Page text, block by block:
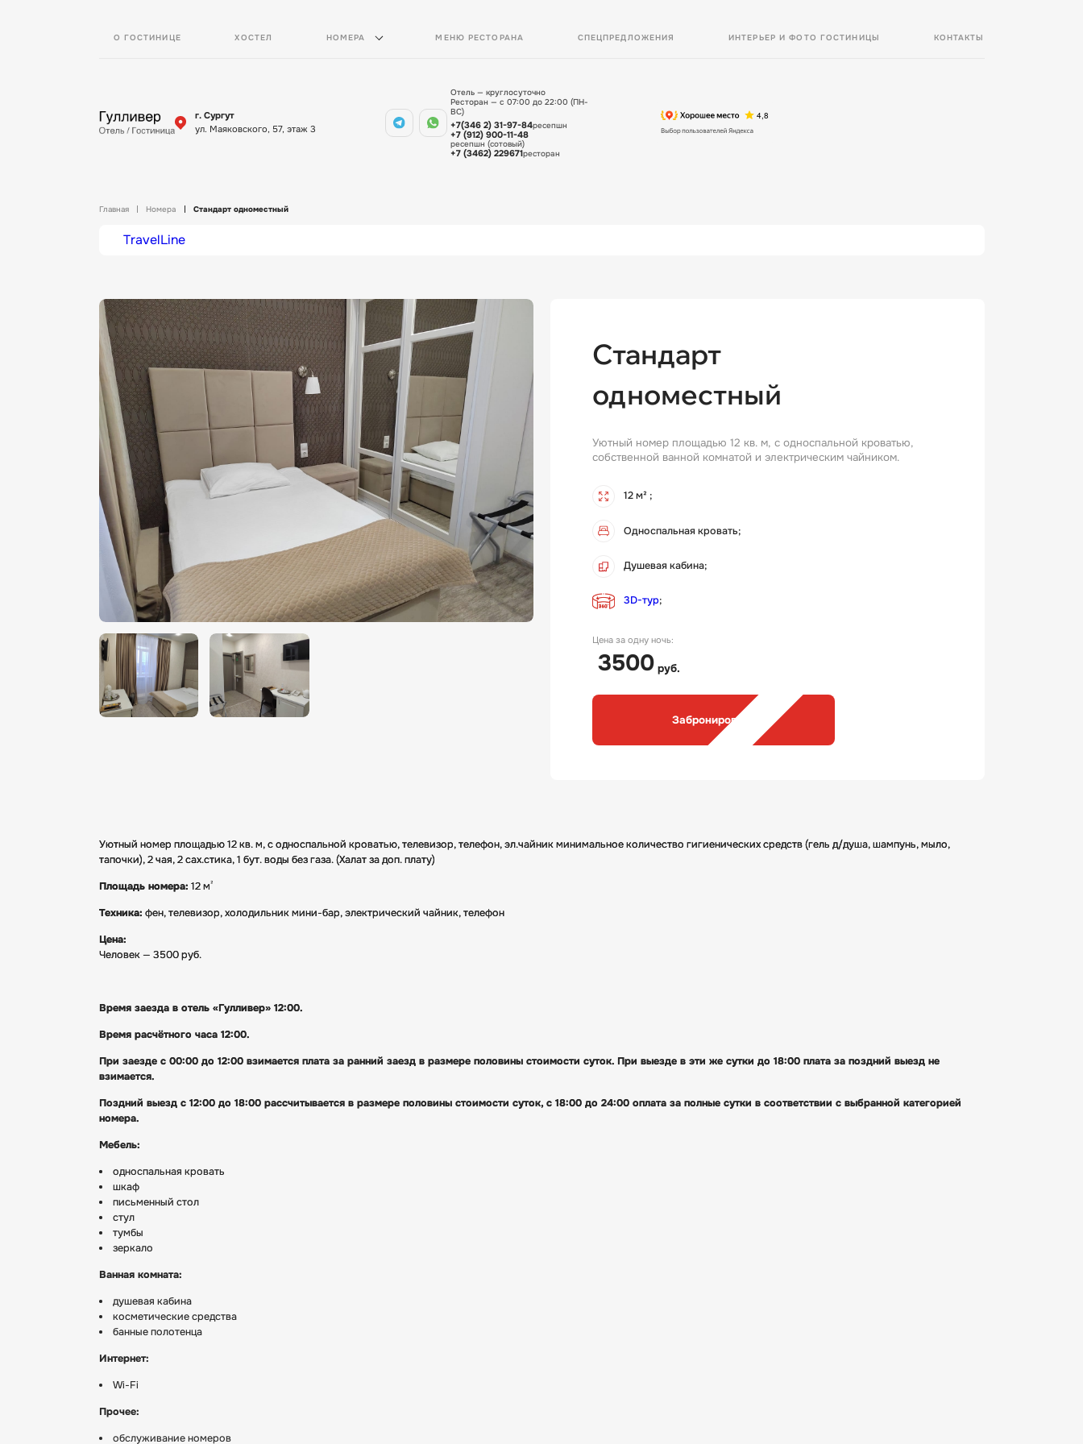
О ГОСТИНИЦЕ ХОСТЕЛ НОМЕРА МЕНЮ РЕСТОРАНА СПЕЦПРЕДЛОЖЕНИЯ ИНТЕРЬЕР И ФОТО ГОСТИНИЦЫ КОНТАКТЫ
г. Сургут
ул. Маяковского, 57, этаж 3
Отель — круглосуточно
Ресторан — с 07:00 до 22:00 (ПН-
ВС)
+7(346 2) 31-97-84ресепшн
+7 (912) 900-11-48
ресепшн (сотовый)
+7 (3462) 229671ресторан
Главная Номера Стандарт одноместный
TravelLine
Стандарт
одноместный
Уютный номер площадью 12 кв. м, с односпальной кроватью,
собственной ванной комнатой и электрическим чайником.
12 м² ;
Односпальная кровать;
Душевая кабина;
3D-тур;
Цена за одну ночь:
3500 руб.
Забронировать
Уютный номер площадью 12 кв. м, с односпальной кроватью, телевизор, телефон, эл.чайник минимальное количество гигиенических средств (гель д/душа, шампунь, мыло,
тапочки), 2 чая, 2 сах.стика, 1 бут. воды без газа. (Халат за доп. плату)
Площадь номера: 12 м²
Техника: фен, телевизор, холодильник мини-бар, электрический чайник, телефон
Цена:
Человек — 3500 руб.
Время заезда в отель «Гулливер» 12:00.
Время расчётного часа 12:00.
При заезде с 00:00 до 12:00 взимается плата за ранний заезд в размере половины стоимости суток. При выезде в эти же сутки до 18:00 плата за поздний выезд не
взимается.
Поздний выезд с 12:00 до 18:00 рассчитывается в размере половины стоимости суток, с 18:00 до 24:00 оплата за полные сутки в соответствии с выбранной категорией
номера.
Мебель:
односпальная кровать
шкаф
письменный стол
стул
тумбы
зеркало
Ванная комната:
душевая кабина
косметические средства
банные полотенца
Интернет:
Wi-Fi
Прочее:
обслуживание номеров